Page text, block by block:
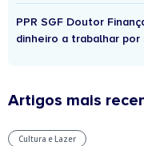
PPR SGF Doutor
dinheiro a trabalhar por
Artigos mais
Cultura e Lazer